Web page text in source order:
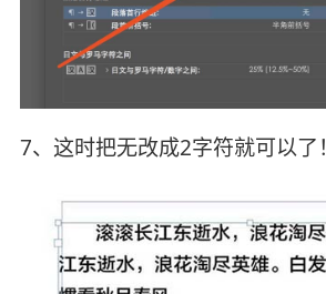
7、这时把无改成2字符就可以了！